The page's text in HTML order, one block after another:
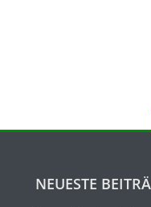
NEUESTE